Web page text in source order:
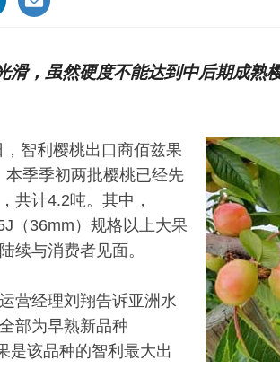
滑，虽然硬度不能达到中后期成熟
智利樱桃出口商佰兹果
本季季初两批樱桃已经先
共计4.2吨。其中，
（36mm）规格以上大果
续与消费者见面。
营经理刘翔告诉亚洲水
部为早熟新品种
是该品种的智利最大出